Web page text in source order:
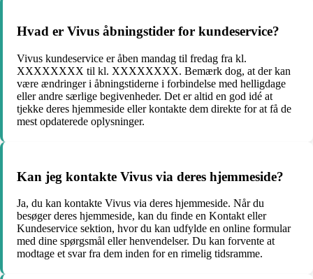
Hvad er Vivus åbningstider for kundeservice?
Vivus kundeservice er åben mandag til fredag fra kl.
XXXXXXXX til kl. XXXXXXXX. Bemærk dog, at der kan
være ændringer i åbningstiderne i forbindelse med helligdage
eller andre særlige begivenheder. Det er altid en god idé at
tjekke deres hjemmeside eller kontakte dem direkte for at få de
mest opdaterede oplysninger.
Kan jeg kontakte Vivus via deres hjemmeside?
Ja, du kan kontakte Vivus via deres hjemmeside. Når du
besøger deres hjemmeside, kan du finde en Kontakt eller
Kundeservice sektion, hvor du kan udfylde en online formular
med dine spørgsmål eller henvendelser. Du kan forvente at
modtage et svar fra dem inden for en rimelig tidsramme.